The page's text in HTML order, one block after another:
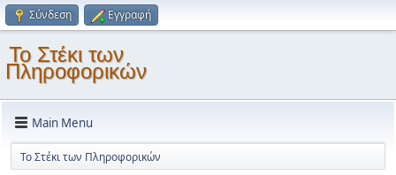
Σύνδεση Εγγραφή
Το Στέκι των
Πληροφορικών
Main Menu
Το Στέκι των Πληροφορικών